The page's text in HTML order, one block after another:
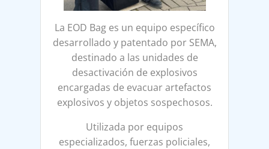
La EOD Bag es un equipo específico
desarrollado y patentado por SEMA,
destinado a las unidades de
desactivación de explosivos
encargadas de evacuar artefactos
explosivos y objetos sospechosos.
Utilizada por equipos
especializados, fuerzas policiales,